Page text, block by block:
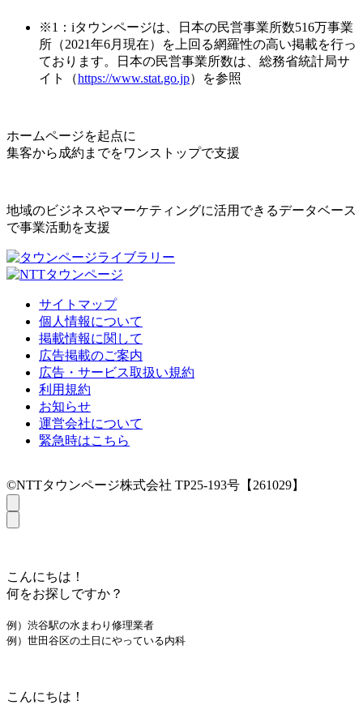
※1：iタウンページは、日本の民営事業所数516万事業
所（2021年6月現在）を上回る網羅性の高い掲載を行っ
ております。日本の民営事業所数は、総務省統計局サ
イト（https://www.stat.go.jp）を参照
ホームページを起点に
集客から成約までをワンストップで支援
地域のビジネスやマーケティングに活用できるデータベース
で事業活動を支援
サイトマップ
個人情報について
掲載情報に関して
広告掲載のご案内
広告・サービス取扱い規約
利用規約
お知らせ
運営会社について
緊急時はこちら
©NTTタウンページ株式会社 TP25-193号【261029】
こんにちは！
何をお探しですか？
例）渋谷駅の水まわり修理業者
例）世田谷区の土日にやっている内科
こんにちは！